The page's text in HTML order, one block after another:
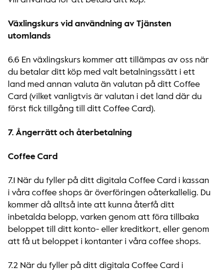
Växlingskurs vid användning av Tjänsten
utomlands
6.6 En växlingskurs kommer att tillämpas av oss när
du betalar ditt köp med valt betalningssätt i ett
land med annan valuta än valutan på ditt Coffee
Card (vilket vanligtvis är valutan i det land där du
först fick tillgång till ditt Coffee Card).
7. Ångerrätt och återbetalning
Coffee Card
7.1 När du fyller på ditt digitala Coffee Card i kassan
i våra coffee shops är överföringen oåterkallelig. Du
kommer då alltså inte att kunna återfå ditt
inbetalda belopp, varken genom att föra tillbaka
beloppet till ditt konto- eller kreditkort, eller genom
att få ut beloppet i kontanter i våra coffee shops.
7.2 När du fyller på ditt digitala Coffee Card i